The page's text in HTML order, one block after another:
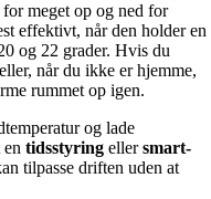
meget op og ned for
effektivt, når den holder en
og 22 grader. Hvis du
når du ikke er hjemme,
rummet op igen.
og lade
en tidsstyring ellersmart-
tilpasse driften uden at